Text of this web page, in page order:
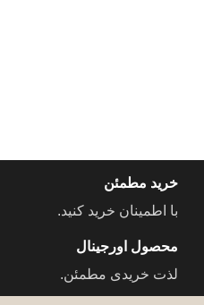
خرید مطمئن
با اطمینان خرید کنید.
محصول اورجینال
لذت خریدی مطمئن.